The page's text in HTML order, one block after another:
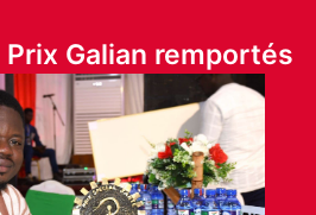
Prix Galian remportés